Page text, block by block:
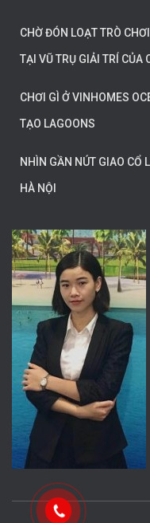
CHỜ ĐÓN LOẠT TRÒ
TẠI VŨ TRỤ GIẢI TRÍ CỦA
CHƠI GÌ Ở VINHOMES
TẠO LAGOONS
NHÌN GẦN NÚT GIAO CỔ
HÀ NỘI